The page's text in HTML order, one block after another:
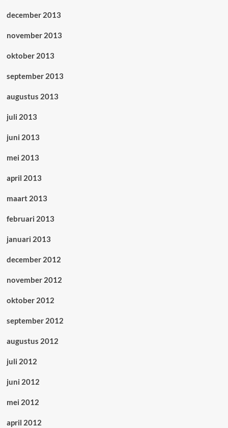
december 2013
november 2013
oktober 2013
september 2013
augustus 2013
juli 2013
juni 2013
mei 2013
april 2013
maart 2013
februari 2013
januari 2013
december 2012
november 2012
oktober 2012
september 2012
augustus 2012
juli 2012
juni 2012
mei 2012
april 2012